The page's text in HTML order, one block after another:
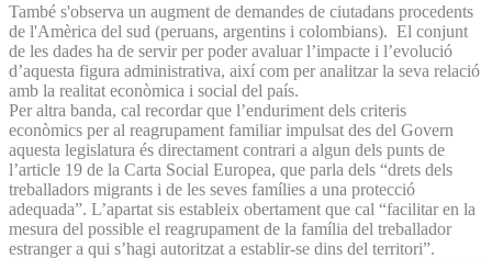
També s'observa un augment de demandes de ciutadans procedents
de l'Amèrica del sud (peruans, argentins i colombians). El conjunt
de les dades ha de servir per poder avaluar l’impacte i l’evolució
d’aquesta figura administrativa, així com per analitzar la seva relació
amb la realitat econòmica i social del país.
Per altra banda, cal recordar que l’enduriment dels criteris
econòmics per al reagrupament familiar impulsat des del Govern
aquesta legislatura és directament contrari a algun dels punts de
l’article 19 de la Carta Social Europea, que parla dels “drets dels
treballadors migrants i de les seves famílies a una protecció
adequada”. L’apartat sis estableix obertament que cal “facilitar en la
mesura del possible el reagrupament de la família del treballador
estranger a qui s’hagi autoritzat a establir-se dins del territori”.